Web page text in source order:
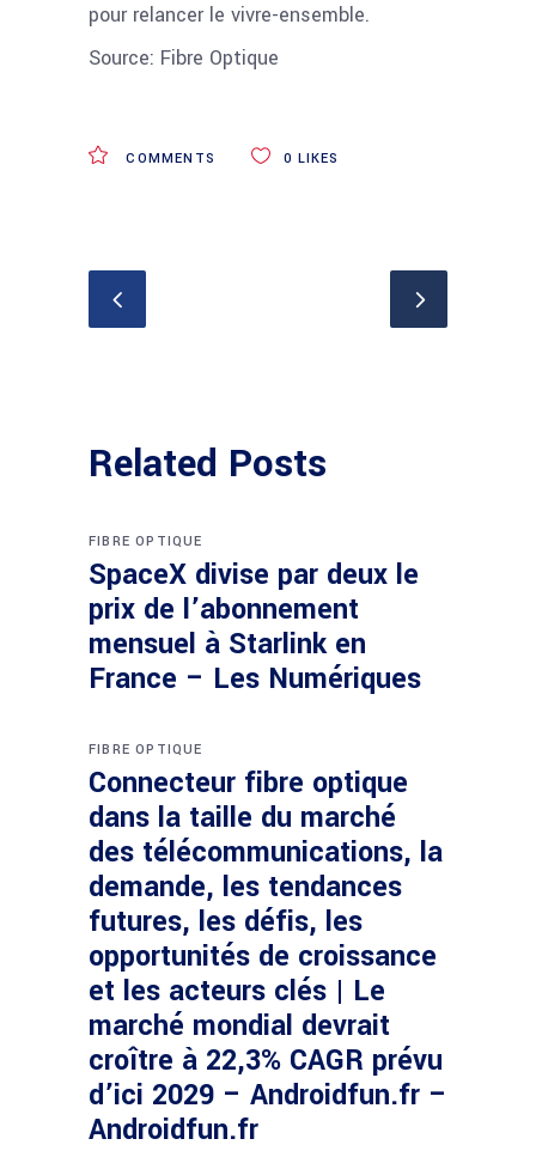
pour relancer le vivre-ensemble.
Source: Fibre Optique
COMMENTS 0 LIKES
Related Posts
FIBRE OPTIQUE
SpaceX divise par deux le
prix de l’abonnement
mensuel à Starlink en
France – Les Numériques
FIBRE OPTIQUE
Connecteur fibre optique
dans la taille du marché
des télécommunications, la
demande, les tendances
futures, les défis, les
opportunités de croissance
et les acteurs clés | Le
marché mondial devrait
croître à 22,3% CAGR prévu
d’ici 2029 – Androidfun.fr –
Androidfun.fr